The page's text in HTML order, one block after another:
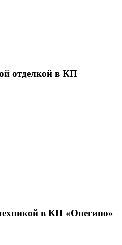
отделкой в КП
в КП «Онегино»